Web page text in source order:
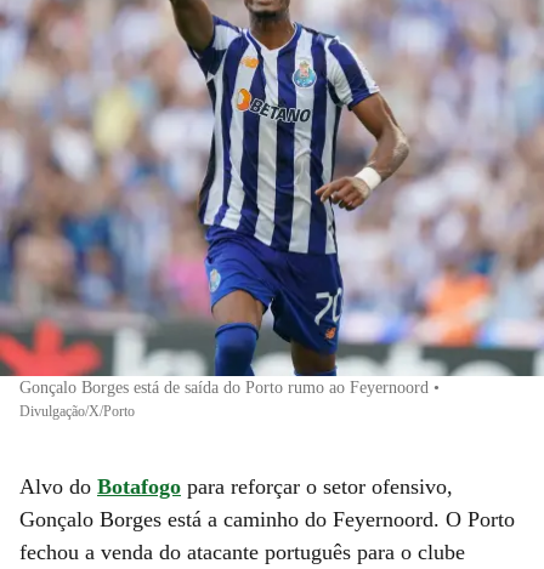
Gonçalo Borges está de saída do Porto rumo ao Feyernoord •
Divulgação/X/Porto
Alvo do Botafogo para reforçar o setor ofensivo,
Gonçalo Borges está a caminho do Feyernoord. O Porto
fechou a venda do atacante português para o clube